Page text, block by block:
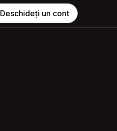
Deschideți un cont